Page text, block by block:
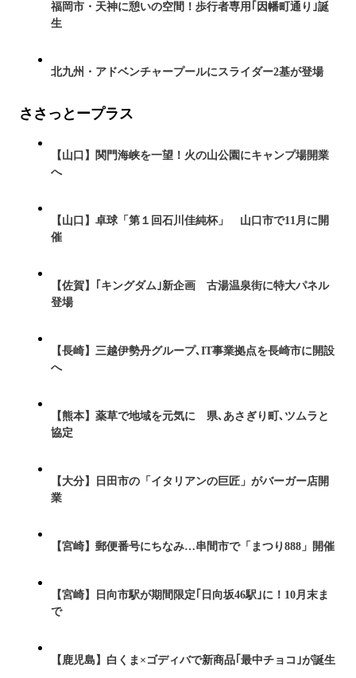
福岡市・天神に憩いの空間！歩行者専用｢因幡町通り｣誕
生
北九州・アドベンチャープールにスライダー2基が登場
ささっとープラス
【山口】関門海峡を一望！火の山公園にキャンプ場開業
へ
【山口】卓球「第１回石川佳純杯」 山口市で11月に開
催
【佐賀】｢キングダム｣新企画 古湯温泉街に特大パネル
登場
【長崎】三越伊勢丹グループ､IT事業拠点を長崎市に開設
へ
【熊本】薬草で地域を元気に 県､あさぎり町､ツムラと
協定
【大分】日田市の「イタリアンの巨匠」がバーガー店開
業
【宮崎】郵便番号にちなみ…串間市で「まつり888」開催
【宮崎】日向市駅が期間限定｢日向坂46駅｣に！10月末ま
で
【鹿児島】白くま×ゴディバで新商品｢最中チョコ｣が誕生